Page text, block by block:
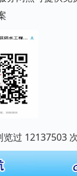
览过 12137503